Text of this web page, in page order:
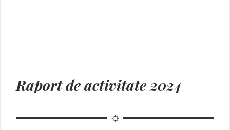
Raport de activitate 2024